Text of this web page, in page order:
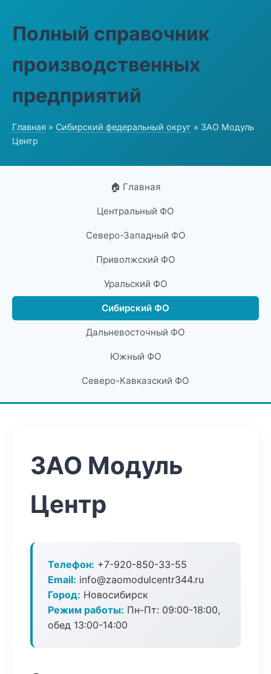
Полный справочник
производственных
предприятий
Главная » Сибирский федеральный округ » ЗАО Модуль
Центр
🏠 Главная
Центральный ФО
Северо-Западный ФО
Приволжский ФО
Уральский ФО
Сибирский ФО
Дальневосточный ФО
Южный ФО
Северо-Кавказский ФО
ЗАО Модуль
Центр
Телефон: +7-920-850-33-55
Email: info@zaomodulcentr344.ru
Город: Новосибирск
Режим работы: Пн-Пт: 09:00-18:00,
обед 13:00-14:00